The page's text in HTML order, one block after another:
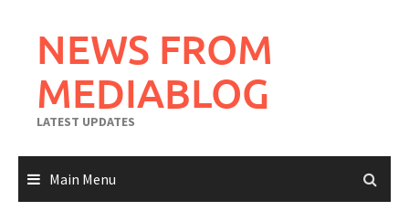
contentNEWS FROM
MEDIABLOG
LATEST UPDATES
Main Menu